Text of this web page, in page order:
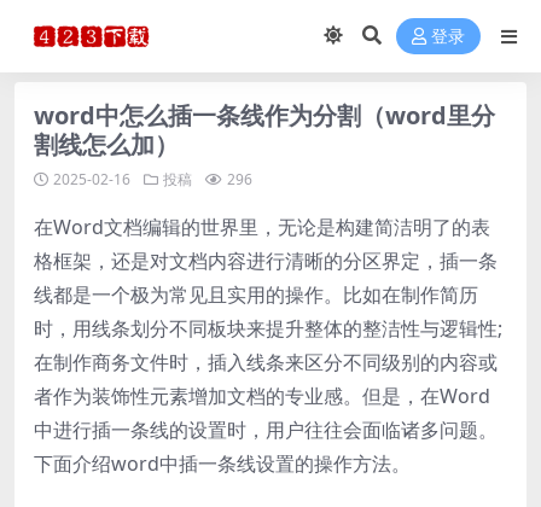
登录
word中怎么插一条线作为分割（word里分
割线怎么加）
2025-02-16 投稿 296
在Word文档编辑的世界里，无论是构建简洁明了的表
格框架，还是对文档内容进行清晰的分区界定，插一条
线都是一个极为常见且实用的操作。比如在制作简历
时，用线条划分不同板块来提升整体的整洁性与逻辑性;
在制作商务文件时，插入线条来区分不同级别的内容或
者作为装饰性元素增加文档的专业感。但是，在Word
中进行插一条线的设置时，用户往往会面临诸多问题。
下面介绍word中插一条线设置的操作方法。